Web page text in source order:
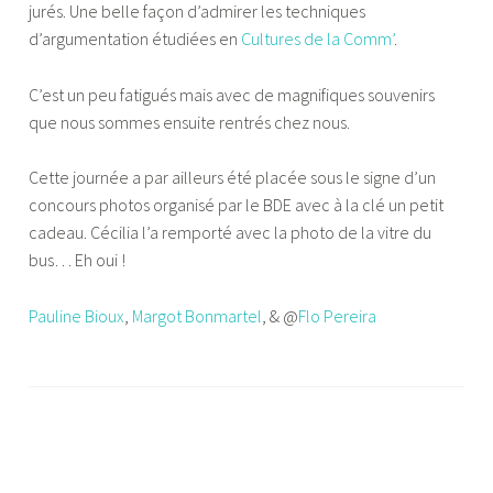
jurés. Une belle façon d’admirer les techniques
d’argumentation étudiées en Cultures de la Comm’.
C’est un peu fatigués mais avec de magnifiques souvenirs
que nous sommes ensuite rentrés chez nous.
Cette journée a par ailleurs été placée sous le signe d’un
concours photos organisé par le BDE avec à la clé un petit
cadeau. Cécilia l’a remporté avec la photo de la vitre du
bus… Eh oui !
Pauline Bioux, Margot Bonmartel, & @Flo Pereira